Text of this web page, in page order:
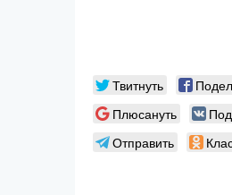
Твитнуть
Плюсануть
Отправить